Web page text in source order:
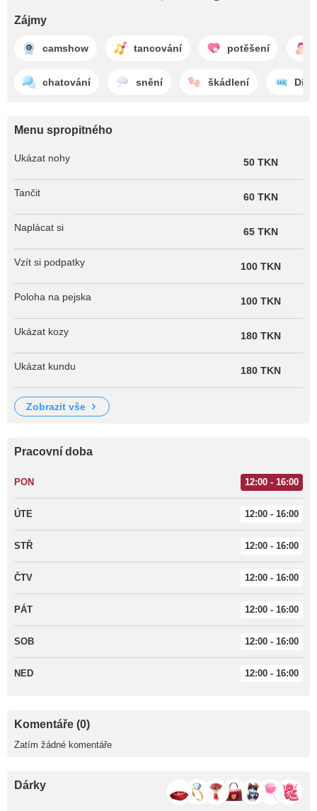
Zájmy
camshow tancování potěšení
chatování snění škádlení
Menu spropitného
Ukázat nohy 50 TKN
Tančit 60 TKN
Naplácat si 65 TKN
Vzít si podpatky 100 TKN
Poloha na pejska 100 TKN
Ukázat kozy 180 TKN
Ukázat kundu 180 TKN
zobrazit vše
Pracovní doba
PON 12:00 - 16:00
ÚTE 12:00 - 16:00
STŘ 12:00 - 16:00
ČTV 12:00 - 16:00
PÁT 12:00 - 16:00
SOB 12:00 - 16:00
NED 12:00 - 16:00
Komentáře (0)
Zatím žádné komentáře
Dárky